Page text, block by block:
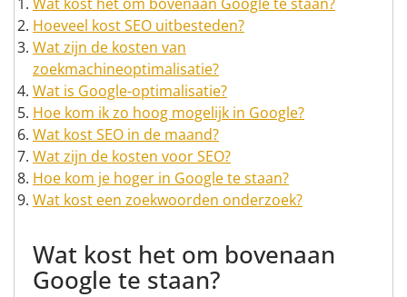
Hoeveel kost SEO uitbesteden?
Wat zijn de kosten van
zoekmachineoptimalisatie?
Wat is Google-optimalisatie?
Hoe kom ik zo hoog mogelijk in Google?
Wat kost SEO in de maand?
Wat zijn de kosten voor SEO?
Hoe kom je hoger in Google te staan?
Wat kost een zoekwoorden onderzoek?
Wat kost het om bovenaan
Google te staan?